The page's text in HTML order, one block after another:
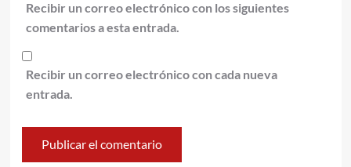
Recibir un correo electrónico con los siguientes
comentarios a esta entrada.
Recibir un correo electrónico con cada nueva
entrada.